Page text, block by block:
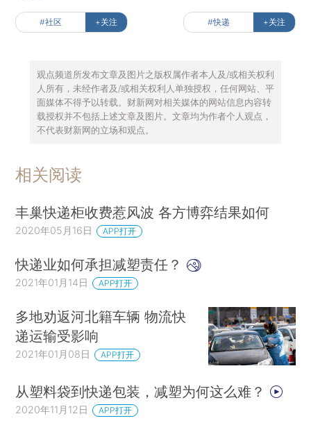
#社区 +关注 #快递 +关注
观点频道所发布文章及图片之版权属作者本人及/或相关权利
人所有，未经作者及/或相关权利人单独授权，任何网站、平
面媒体不得予以转载。财新网对相关媒体的网站信息内容转
载授权并不包括上述文章及图片。文章均为作者个人观点，
不代表财新网的立场和观点。
相关阅读
丰巢快递柜收费惹风波 各方博弈结果如何
2020年05月16日 APP打开
快递业如何承担减塑责任？
2021年01月14日 APP打开
多地劝返河北籍车辆 物流快
递运输受影响
2021年01月08日 APP打开
从塑料袋到快递包装，减塑为何这么难？
2020年11月12日 APP打开